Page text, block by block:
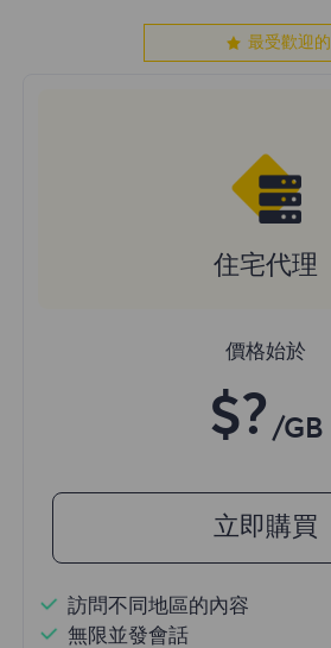
最受歡迎的
住宅代理
價格始於
$? /GB
立即購買
訪問不同地區的內容
無限並發會話